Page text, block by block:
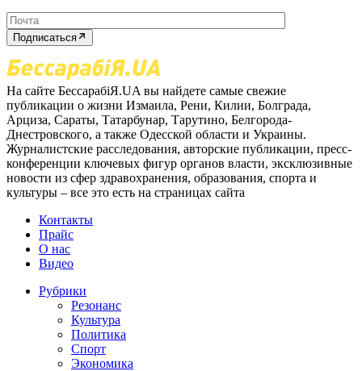
Подписаться
На сайте БессарабіЯ.UA вы найдете самые свежие
публикации о жизни Измаила, Рени, Килии, Болграда,
Арциза, Сараты, Татарбунар, Тарутино, Белгорода-
Днестровского, а также Одесской области и Украины.
Журналистские расследования, авторские публикации, пресс-
конференции ключевых фигур органов власти, эксклюзивные
новости из сфер здравохранения, образования, спорта и
культуры – все это есть на страницах сайта
Контакты
Прайс
О нас
Видео
Рубрики
Резонанс
Культура
Политика
Спорт
Экономика